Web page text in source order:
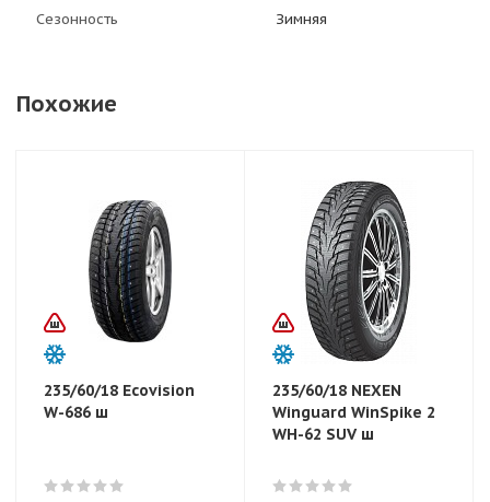
Сезонность Зимняя
Похожие
235/60/18 Ecovision
W-686 ш
235/60/18 NEXEN
Winguard WinSpike 2
WH-62 SUV ш